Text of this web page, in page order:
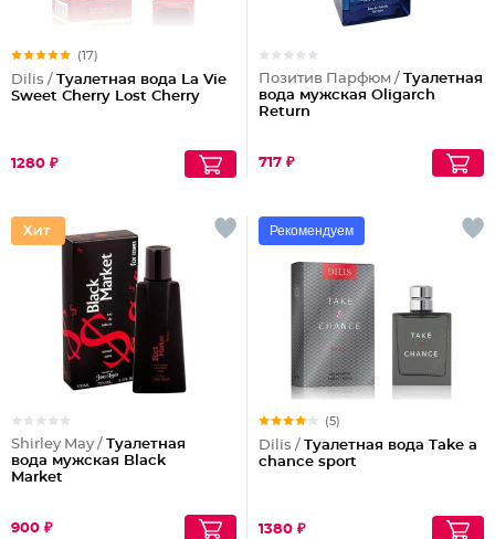
(17)
Dilis / Туалетная вода La Vie
Sweet Cherry Lost Cherry
1280 ₽
Позитив Парфюм / Туалетная
вода мужская Oligarch
Return
717 ₽
Shirley May / Туалетная
вода мужская Black
Market
900 ₽
Рекомендуем
(5)
Dilis / Туалетная вода Take a
chance sport
1380 ₽